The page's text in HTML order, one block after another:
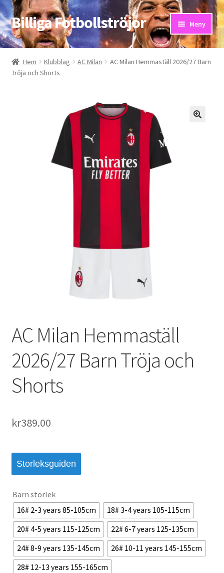
Hoppa
till
navigering
Hoppa
till
innehåll
Billiga Fotbollströjor Meny
Hem
Bloggar
Kontakta oss
Hem Klubblag AC Milan
AC Milan Hemmaställ 2026/27 Barn
Tröja och Shorts
AC Milan Hemmaställ
2026/27 Barn Tröja och
Shorts
kr389.00
Storleksguiden
Barn storlek
16# 2-3 years 85-105cm
18# 3-4 years 105-115cm
20# 4-5 years 115-125cm
22# 6-7 years 125-135cm
24# 8-9 years 135-145cm
26# 10-11 years 145-155cm
28# 12-13 years 155-165cm